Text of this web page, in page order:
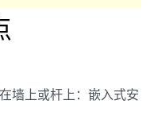
墙上或杆上：嵌入式安